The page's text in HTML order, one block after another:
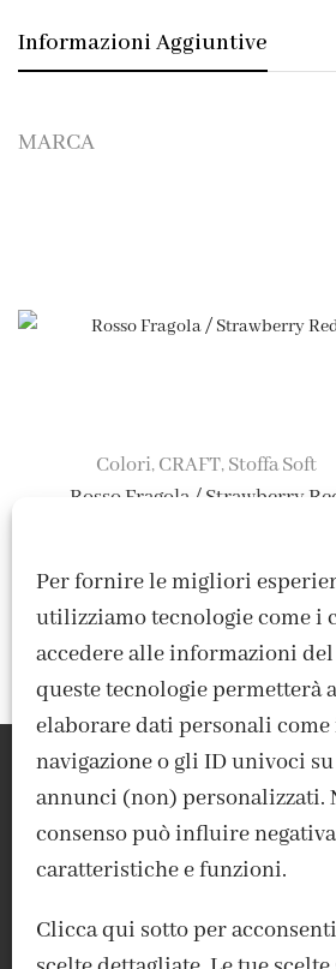
Per fornire le migliori
utilizziamo tecnologie come i
accedere alle informazioni
queste tecnologie permetterà
elaborare dati personali
navigazione o gli ID univoci
annunci (non)
consenso può influire
caratteristiche e funzioni.
Clicca qui sotto per
Informazioni Aggiuntive
MARCA
Colori, CRAFT, Stoffa Soft
Rosso Fragola / Strawberry
ACCEDI / REGISTRATI IL MIO